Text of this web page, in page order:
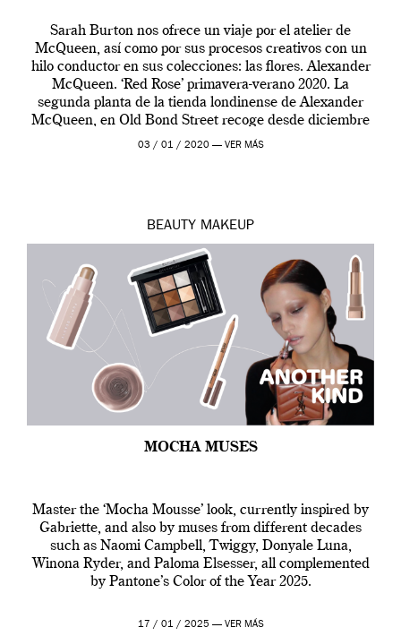
Sarah Burton nos ofrece un viaje por el atelier de
McQueen, así como por sus procesos creativos con un
hilo conductor en sus colecciones: las flores. Alexander
McQueen. ‘Red Rose’ primavera-verano 2020. La
segunda planta de la tienda londinense de Alexander
McQueen, en Old Bond Street recoge desde diciembre
de 2019 hasta final de abril […]
03 / 01 / 2020 — VER MÁS
BEAUTY MAKEUP
MOCHA MUSES
Master the ‘Mocha Mousse’ look, currently inspired by
Gabriette, and also by muses from different decades
such as Naomi Campbell, Twiggy, Donyale Luna,
Winona Ryder, and Paloma Elsesser, all complemented
by Pantone’s Color of the Year 2025.
17 / 01 / 2025 — VER MÁS